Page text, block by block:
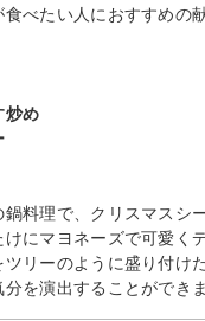
べたい人におすすめの
炒め
料理で、クリスマスシ
けにマヨネーズで可愛く
ツリーのように盛り付け
を演出することができま